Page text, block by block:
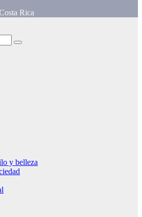
Rica
y belleza